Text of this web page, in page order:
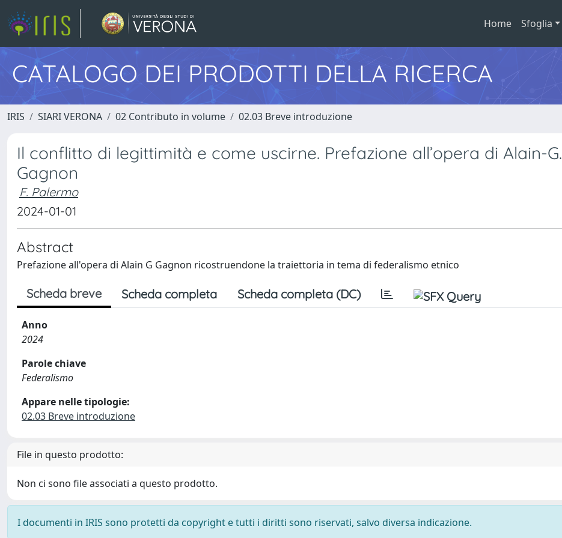
Home Sfoglia
CATALOGO DEI PRODOTTI DELLA RICERCA
IRIS SIARI VERONA 02 Contributo in volume 02.03 Breve introduzione
Il conflitto di legittimità e come uscirne. Prefazione all’opera di Alain-G.
Gagnon
F. Palermo
2024-01-01
Abstract
Prefazione all'opera di Alain G Gagnon ricostruendone la traiettoria in tema di federalismo etnico
Scheda breve Scheda completa Scheda completa (DC)
Anno
2024
Parole chiave
Federalismo
Appare nelle tipologie:
02.03 Breve introduzione
File in questo prodotto:
Non ci sono file associati a questo prodotto.
I documenti in IRIS sono protetti da copyright e tutti i diritti sono riservati, salvo diversa indicazione.